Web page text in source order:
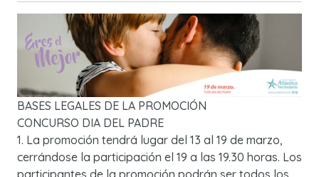
BASES LEGALES DE LA PROMOCIÓN
CONCURSO DIA DEL PADRE
1. La promoción tendrá lugar del 13 al 19 de marzo,
cerrándose la participación el 19 a las 19.30 horas. Los